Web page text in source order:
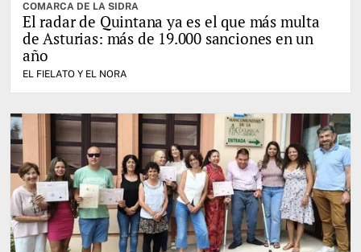
COMARCA DE LA SIDRA
El radar de Quintana ya es el que más multa
de Asturias: más de 19.000 sanciones en un
año
EL FIELATO Y EL NORA